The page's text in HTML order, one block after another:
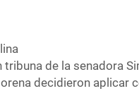
de la senadora
decidieron aplicar